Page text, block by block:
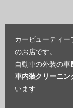
カービューティー
のお店です。
自動車の外装の車
車内装クリーニン
います